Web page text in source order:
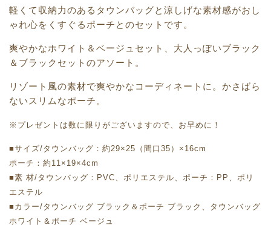
軽くて収納力のあるタウンバッグと涼しげな素材感がおし
ゃれ心をくすぐるポーチとのセットです。
爽やかなホワイト＆ベージュセット、大人っぽいブラック
＆ブラックセットのアソート。
リゾート風の素材で爽やかなコーディネートに。かさばら
ないスリムなポーチ。
※プレゼントは数に限りがございますので、お早めに！
■サイズ/タウンバッグ：約29×25（間口35）×16cm
ポーチ：約11×19×4cm
■素 材/タウンバッグ：PVC、ポリエステル、ポーチ：PP、ポリ
エステル
■カラー/タウンバッグ ブラック＆ポーチ ブラック、タウンバッグ
ホワイト＆ポーチ ベージュ